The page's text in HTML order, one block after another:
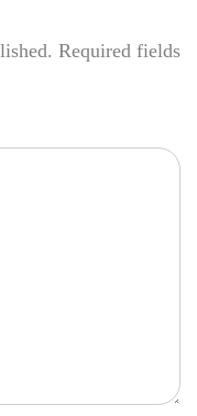
Required fields